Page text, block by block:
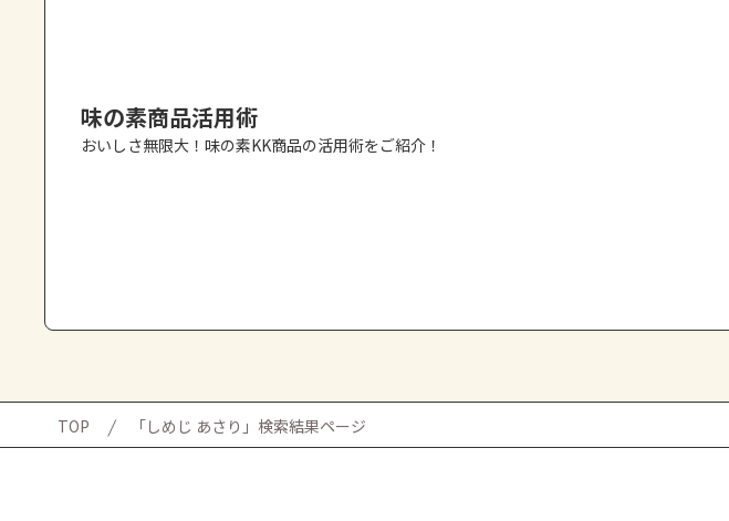
味の素商品活用術
おいしさ無限大！味の素KK商品の活用術をご紹介！
TOP 「しめじ あさり」検索結果ページ